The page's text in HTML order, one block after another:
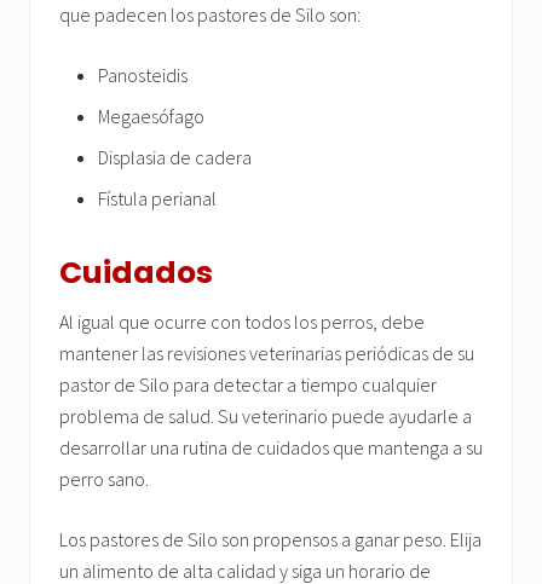
que padecen los pastores de Silo son:
Panosteidis
Megaesófago
Displasia de cadera
Fístula perianal
Cuidados
Al igual que ocurre con todos los perros, debe
mantener las revisiones veterinarias periódicas de su
pastor de Silo para detectar a tiempo cualquier
problema de salud. Su veterinario puede ayudarle a
desarrollar una rutina de cuidados que mantenga a su
perro sano.
Los pastores de Silo son propensos a ganar peso. Elija
un alimento de alta calidad y siga un horario de